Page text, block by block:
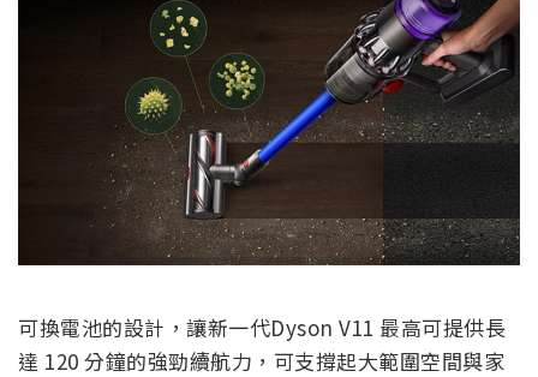
可換電池的設計，讓新一代Dyson V11 最高可提供長
達 120 分鐘的強勁續航力，可支撐起大範圍空間與家